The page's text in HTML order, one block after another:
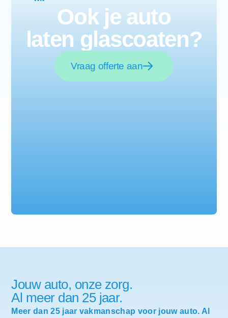
Ook je auto
laten glascoaten?
Vraag offerte aan
Jouw auto, onze zorg.
Al meer dan 25 jaar.
Meer dan 25 jaar vakmanschap voor jouw auto. Al